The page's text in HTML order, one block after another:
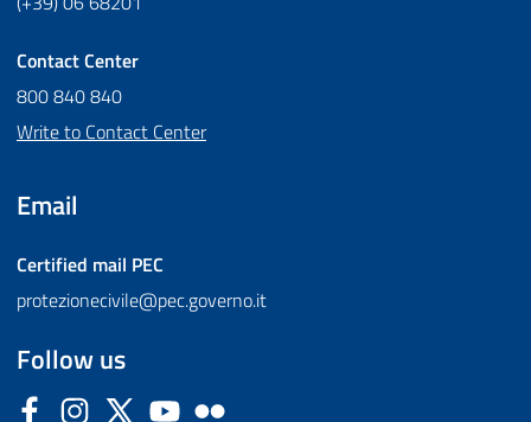
Contact Center
800 840 840
Write to Contact Center
Email
Certified mail PEC
protezionecivile@pec.governo.it
Follow us
FacebookInstagram
Twitter YouTube